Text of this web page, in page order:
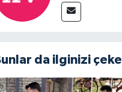
da ilginizi